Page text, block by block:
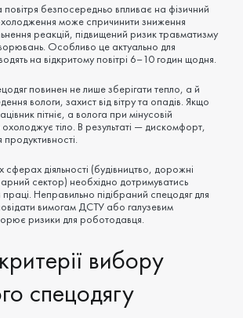
безпосередньо впливає на фізичний
може спричинити зниження
реакцій, підвищений ризик травматизму
Особливо це актуально для
на відкритому повітрі 6–10 годин щодня.
повинен не лише зберігати тепло, а й
вологи, захист від вітру та опадів. Якщо
пітніє, а волога при мінусовій
тіло. В результаті — дискомфорт,
сферах діяльності (будівництво, дорожні
сектор) необхідно дотримуватись
Неправильно підібраний спецодяг для
вимогам ДСТУ або галузевим
ризики для роботодавця.
вибору
спецодягу